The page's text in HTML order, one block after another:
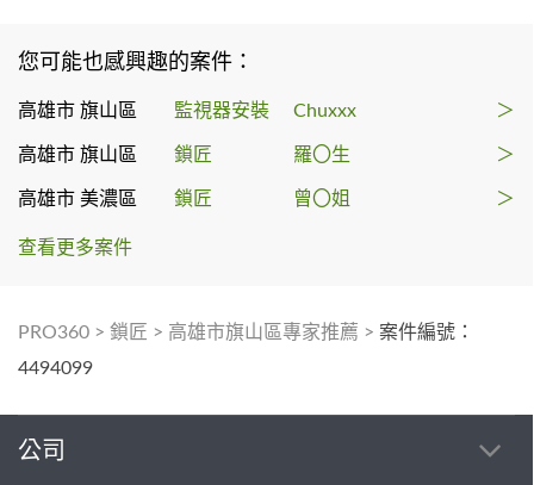
您可能也感興趣的案件：
高雄市 旗山區 監視器安裝 Chuxxx ＞
高雄市 旗山區 鎖匠 羅〇生 ＞
高雄市 美濃區 鎖匠 曾〇姐 ＞
查看更多案件
PRO360 > 鎖匠 > 高雄市旗山區專家推薦 > 案件編號：
4494099
公司